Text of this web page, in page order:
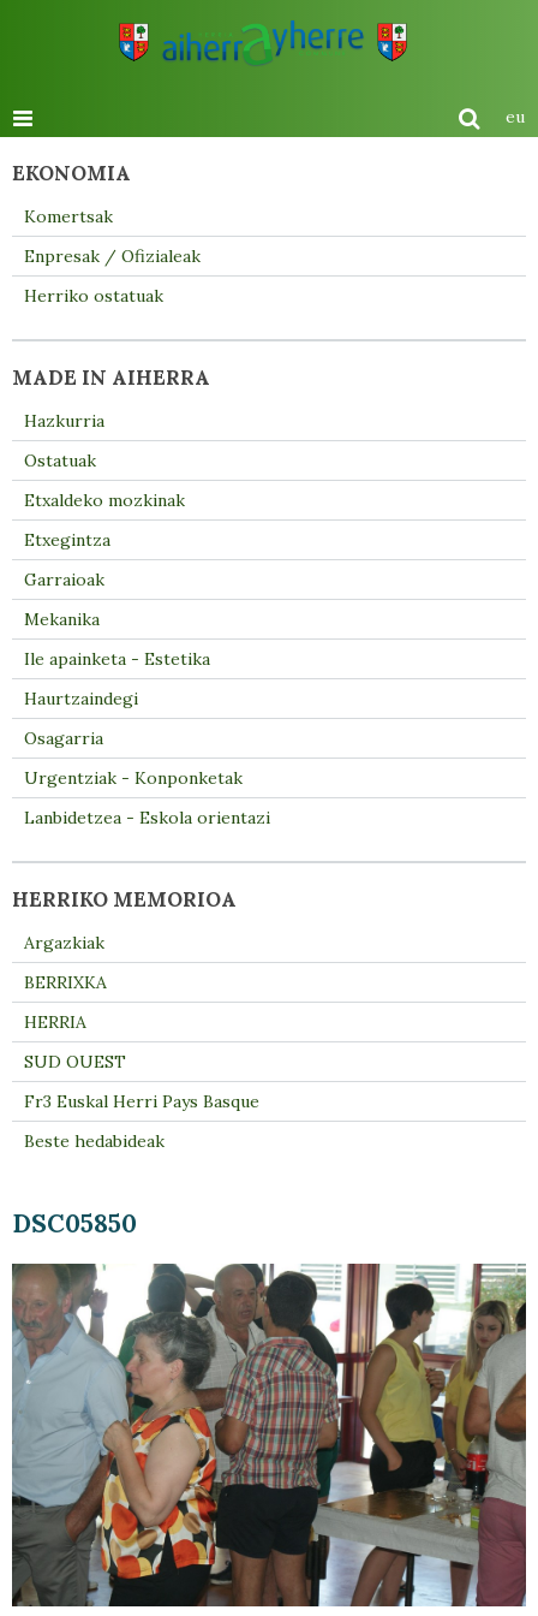
eu
DSC05850
EKONOMIA
Komertsak
Enpresak / Ofizialeak
Herriko ostatuak
MADE IN AIHERRA
Hazkurria
Ostatuak
Etxaldeko mozkinak
Etxegintza
Garraioak
Mekanika
Ile apainketa - Estetika
Haurtzaindegi
Osagarria
Urgentziak - Konponketak
Lanbidetzea - Eskola orientazi
HERRIKO MEMORIOA
Argazkiak
BERRIXKA
HERRIA
SUD OUEST
Fr3 Euskal Herri Pays Basque
Beste hedabideak